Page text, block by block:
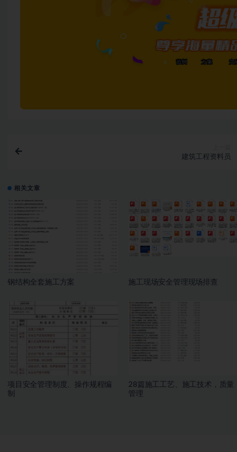
建筑工程资料员
相关文章
钢结构全套施工方案 施工现场安全管理现场排查
项目安全管理制度、操作规程编
制
28篇施工工艺、施工技术，质量
管理